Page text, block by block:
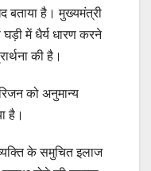
बताया है। मुख्यमंत्री
में धैर्य धारण करने
की है।
को अनुमान्य
है।
के समुचित इलाज